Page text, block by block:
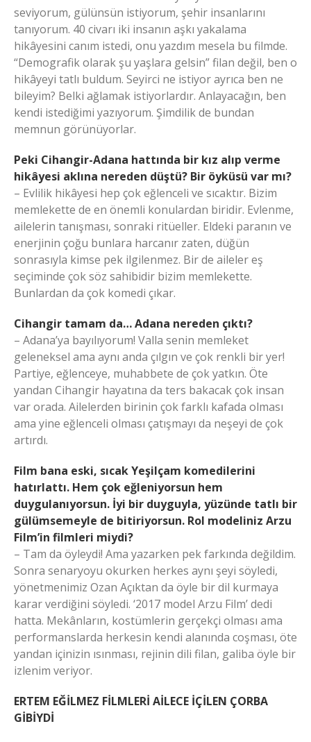
seviyorum, gülünsün istiyorum, şehir insanlarını
tanıyorum. 40 civarı iki insanın aşkı yakalama
hikâyesini canım istedi, onu yazdım mesela bu filmde.
“Demografik olarak şu yaşlara gelsin” filan değil, ben o
hikâyeyi tatlı buldum. Seyirci ne istiyor ayrıca ben ne
bileyim? Belki ağlamak istiyorlardır. Anlayacağın, ben
kendi istediğimi yazıyorum. Şimdilik de bundan
memnun görünüyorlar.
Peki Cihangir-Adana hattında bir kız alıp verme
hikâyesi aklına nereden düştü? Bir öyküsü var mı?
– Evlilik hikâyesi hep çok eğlenceli ve sıcaktır. Bizim
memlekette de en önemli konulardan biridir. Evlenme,
ailelerin tanışması, sonraki ritüeller. Eldeki paranın ve
enerjinin çoğu bunlara harcanır zaten, düğün
sonrasıyla kimse pek ilgilenmez. Bir de aileler eş
seçiminde çok söz sahibidir bizim memlekette.
Bunlardan da çok komedi çıkar.
Cihangir tamam da… Adana nereden çıktı?
– Adana’ya bayılıyorum! Valla senin memleket
geleneksel ama aynı anda çılgın ve çok renkli bir yer!
Partiye, eğlenceye, muhabbete de çok yatkın. Öte
yandan Cihangir hayatına da ters bakacak çok insan
var orada. Ailelerden birinin çok farklı kafada olması
ama yine eğlenceli olması çatışmayı da neşeyi de çok
artırdı.
Film bana eski, sıcak Yeşilçam komedilerini
hatırlattı. Hem çok eğleniyorsun hem
duygulanıyorsun. İyi bir duyguyla, yüzünde tatlı bir
gülümsemeyle de bitiriyorsun. Rol modeliniz Arzu
Film’in filmleri miydi?
– Tam da öyleydi! Ama yazarken pek farkında değildim.
Sonra senaryoyu okurken herkes aynı şeyi söyledi,
yönetmenimiz Ozan Açıktan da öyle bir dil kurmaya
karar verdiğini söyledi. ‘2017 model Arzu Film’ dedi
hatta. Mekânların, kostümlerin gerçekçi olması ama
performanslarda herkesin kendi alanında coşması, öte
yandan içinizin ısınması, rejinin dili filan, galiba öyle bir
izlenim veriyor.
ERTEM EĞİLMEZ FİLMLERİ AİLECE İÇİLEN ÇORBA
GİBİYDİ